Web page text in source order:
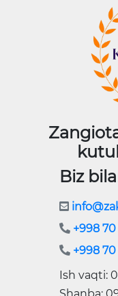
Biz
+998
+998 70
Ish vaqti: